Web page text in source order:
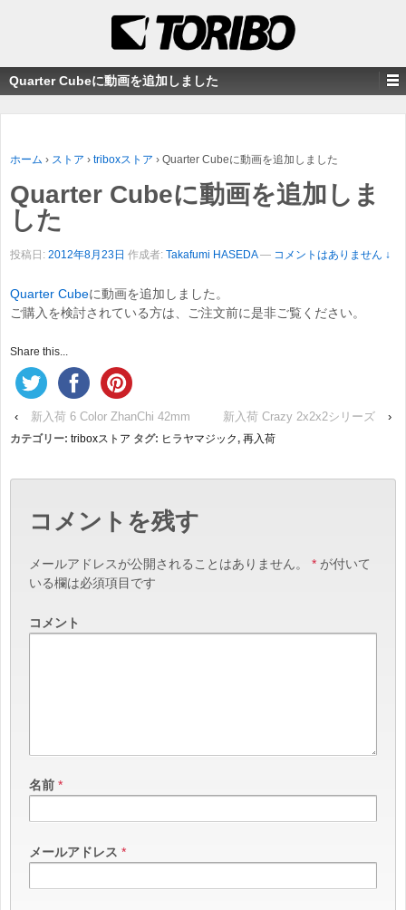
Quarter Cubeに動画を追加しました
ホーム › ストア › triboxストア › Quarter Cubeに動画を追加しました
Quarter Cubeに動画を追加しま
した
投稿日: 2012年8月23日 作成者: Takafumi HASEDA — コメントはありません ↓
Quarter Cubeに動画を追加しました。
ご購入を検討されている方は、ご注文前に是非ご覧ください。
Share this...
‹ 新入荷 6 Color ZhanChi 42mm 新入荷 Crazy 2x2x2シリーズ ›
カテゴリー: triboxストア タグ: ヒラヤマジック, 再入荷
コメントを残す
メールアドレスが公開されることはありません。 * が付いて
いる欄は必須項目です
コメント
名前 *
メールアドレス *